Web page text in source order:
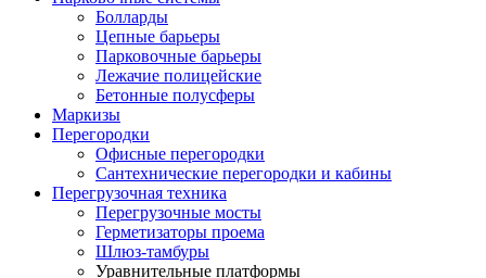
Болларды
Цепные барьеры
Парковочные барьеры
Лежачие полицейские
Бетонные полусферы
Маркизы
Перегородки
Офисные перегородки
Сантехнические перегородки и кабины
Перегрузочная техника
Перегрузочные мосты
Герметизаторы проема
Шлюз-тамбуры
Уравнительные платформы